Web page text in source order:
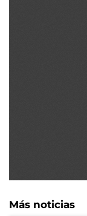
Más noticias